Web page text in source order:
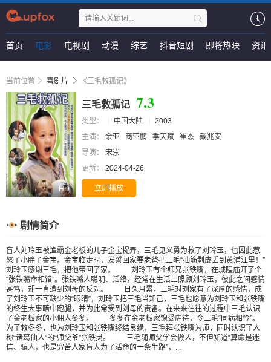
首页 电影 电视剧 动漫 综艺 抖音短剧 即将热映 资讯
当前位置 喜剧片 《三毛救孤记》
HD
三毛救孤记 7.3
类型： 中国大陆
2003
主演：
余亚 商亚鹏 季天赋 崔杰
戴兆安
导演：
宋崇
更新：
2024-04-26
立即播放
剧情简介
盲人刘玲玉被渔霸金老板的儿子金宝捉弄，三毛见义勇为救了刘玲玉，也因此惹
怒了小胖子金宝。金宝临走时，发誓回家要老爸把三毛“抽筋剥皮丢到黄浦江里！”
刘玲玉感谢三毛，把他带回了家。 刘玲玉有个师兄张铁嘴，在城隍庙开了个
“张铁嘴命相馆”。张铁嘴人聪明、活络，经常在生活上照顾刘玲玉，彼此之间感情
甚笃，却一直遭到刘母的反对。 日久月累，三毛对刘家有了深厚的感情，成
了刘玲玉不可缺少的“眼睛”，刘玲玉把三毛当知己，三毛也愿意为刘玲玉和张铁嘴
的终生大事暗中跑腿，并为此常受到刘母的责备。在来来往往的过程中三毛认识
了金老板家的小佣人冬冬。 冬冬在金老板家饱受虐待，令三毛“同病相怜”。
为了救冬冬，也为刘玲玉和张铁嘴终结良缘，三毛拜张铁嘴为师，同时认识了人
称“诸葛仙人”的“师父爷”张铁灵。 三毛随师父学会做人，不但知道“算命是迷
信、骗人，也是穷苦人家盲人为了活命的一条生路”，...